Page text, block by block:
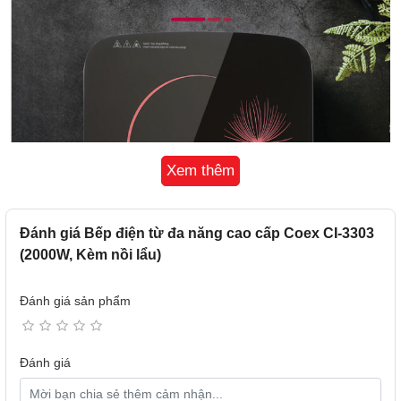
Xem thêm
Đánh giá Bếp điện từ đa năng cao cấp Coex CI-3303
(2000W, Kèm nồi lẩu)
Đánh giá sản phẩm
Đánh giá